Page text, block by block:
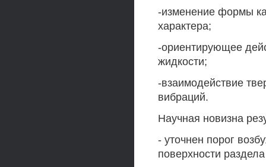
-изменение формы
характера;
-ориентирующее
жидкости;
-взаимодействие
вибраций.
Научная новизна
- уточнен порог
поверхности